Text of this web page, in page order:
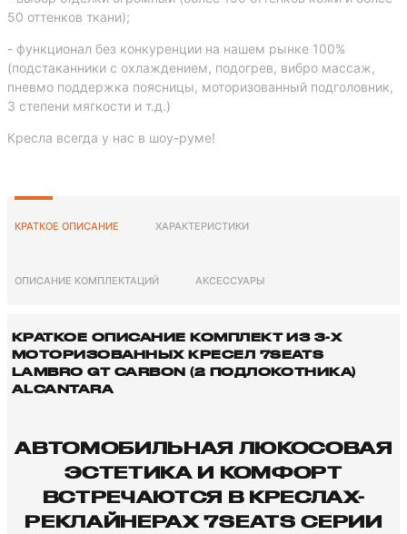
50 оттенков ткани);
- функционал без конкуренции на нашем рынке 100%
(подстаканники с охлаждением, подогрев, вибро массаж,
пневмо поддержка поясницы, моторизованный подголовник,
3 степени мягкости и т.д.)
Кресла всегда у нас в шоу-руме!
КРАТКОЕ ОПИСАНИЕ ХАРАКТЕРИСТИКИ
ОПИСАНИЕ КОМПЛЕКТАЦИЙ АКСЕССУАРЫ
КРАТКОЕ ОПИСАНИЕ КОМПЛЕКТ ИЗ 3-X
МОТОРИЗОВАННЫХ КРЕСЕЛ 7SEATS
LAMBRO GT CARBON (2 ПОДЛОКОТНИКА)
ALCANTARA
АВТОМОБИЛЬНАЯ ЛЮКОСОВАЯ
ЭСТЕТИКА И КОМФОРТ
ВСТРЕЧАЮТСЯ В КРЕСЛАХ-
РЕКЛАЙНЕРАХ 7SEATS СЕРИИ